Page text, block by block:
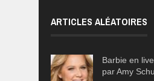
ARTICLES ALÉATOIRES
Barbie en
par Amy